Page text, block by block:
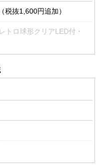
税抜1,600円追加）
トロ球形クリアLED付・